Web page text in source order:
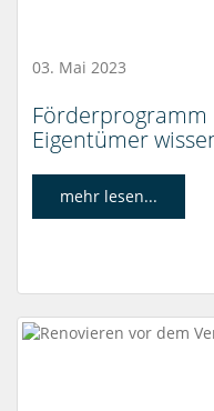
03. Mai 2023
Förderprogramm
Eigentümer
mehr lesen...